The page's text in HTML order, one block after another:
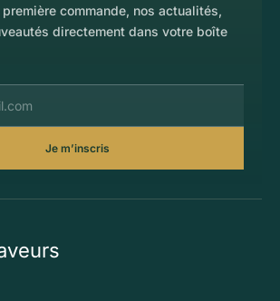
commande, nos actualités,
directement dans votre boîte
Je m’inscris